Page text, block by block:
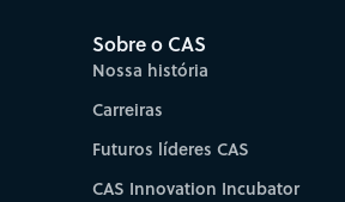
Sobre o CAS
Nossa história
Carreiras
Futuros líderes CAS
CAS Innovation Incubator